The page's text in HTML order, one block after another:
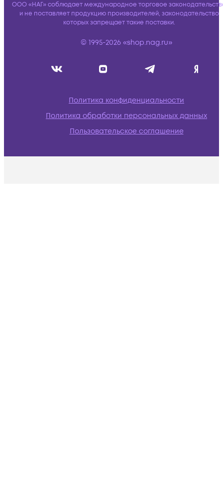
ООО «НАГ» соблюдает международное торговое
и не поставляет продукцию производителей, законодательство
которых запрещает такие поставки.
© 1995-2026 «shop.nag.ru»
Политика конфиденциальности
Политика обработки персональных данных
Пользовательское соглашение